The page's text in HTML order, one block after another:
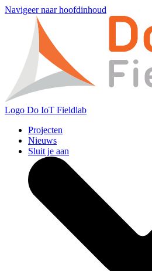
Navigeer naar hoofdinhoud
Logo Do IoT Fieldlab
Projecten
Nieuws
Sluit je aan